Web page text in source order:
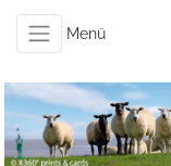
Menü